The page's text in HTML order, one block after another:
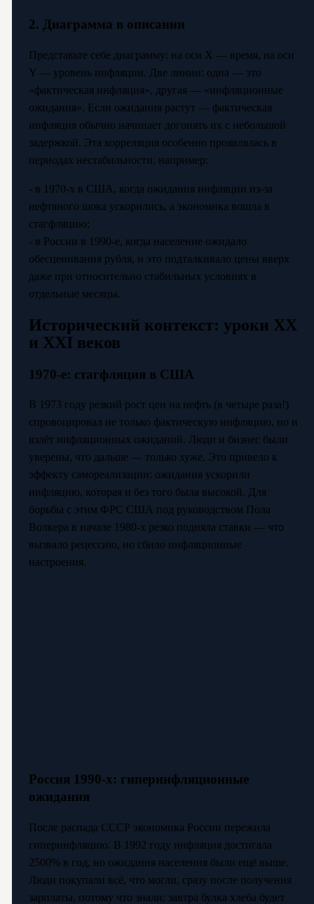
2. Диаграмма в описании
Представьте себе диаграмму: на оси X — время, на оси
Y — уровень инфляции. Две линии: одна — это
«фактическая инфляция», другая — «инфляционные
ожидания». Если ожидания растут — фактическая
инфляция обычно начинает догонять их с небольшой
задержкой. Эта корреляция особенно проявлялась в
периодах нестабильности, например:
- в 1970-х в США, когда ожидания инфляции из-за
нефтяного шока ускорились, а экономика вошла в
стагфляцию;
- в России в 1990-е, когда население ожидало
обесценивания рубля, и это подталкивало цены вверх
даже при относительно стабильных условиях в
отдельные месяцы.
Исторический контекст: уроки XX
и XXI веков
1970-е: стагфляция в США
В 1973 году резкий рост цен на нефть (в четыре раза!)
спровоцировал не только фактическую инфляцию, но и
взлёт инфляционных ожиданий. Люди и бизнес были
уверены, что дальше — только хуже. Это привело к
эффекту самореализации: ожидания ускорили
инфляцию, которая и без того была высокой. Для
борьбы с этим ФРС США под руководством Пола
Волкера в начале 1980-х резко подняла ставки — что
вызвало рецессию, но сбило инфляционные
настроения.
Россия 1990-х: гиперинфляционные
ожидания
После распада СССР экономика России пережила
гиперинфляцию. В 1992 году инфляция достигала
2500% в год, но ожидания населения были ещё выше.
Люди покупали всё, что могли, сразу после получения
зарплаты, потому что знали: завтра булка хлеба будет